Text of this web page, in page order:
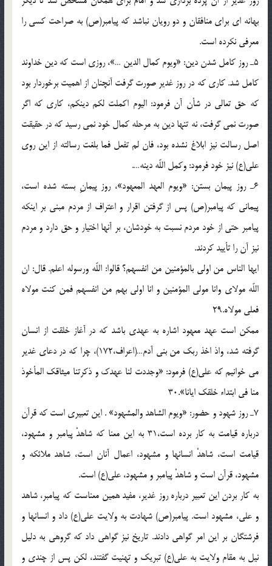
بهانه اى براى منافقان و دو رويان نباشد كه پيامبر(ص) به صراحت كسى را
معرفى نكرده است.
5ـ روز كامل شدن دين: «ويوم كمال الدين …»، روزى است كه دين خداوند
كامل شد. كارى كه در روز غدير صورت گرفت آنچنان از اهميت برخوردار بود
كه حق تعالى در شأن آن فرمود: اليوم اكملت لكم دينكم، كارى كه اگر
صورت نمى گرفت، نه تنها دين به مرحله كمال خود نمى رسيد كه در حقيقت
اصل رسالت نيز ابلاغ نشده بود، فان لم تفعل فما بلغت رسالته از اين روى
على(ع) نيز خود فرمود: وكمل اللّه دينه….
6ـ روز پيمان بستن: «ويوم العهد المعهود»، روز پيمانِ بسته شده است،
پيمانى كه پيامبر(ص) پس از گرفتن اقرار و اعتراف از مردم مبنى بر اينكه
پيامبر حتى از خود مردم نسبت به خودشان، بر آنها اختيار و حق دارد و مردم
نيز آن را تأييد كردند.
ايها الناس من اولى بالمؤمنين من انفسهم؟ قالوا: اللّه ورسوله اعلم. قال: ان
اللّه مولاى وانا مولى المؤمنين و انا اولى بهم من انفسهم فمن كنت مولاه
فعلى مولاه.29
ممكن است عهد معهود اشاره به عهدى باشد كه در آغاز خلقت از انسان
گرفته شد، واذ اخذ ربك من بنى آدم…(اعراف،172)، چرا كه در دعاى غدير
مى خوانيم كه على(ع) فرمود: «وجددت لنا عهدك و ذكرتنا ميثاقك المأخوذ
منا فى ابتداء خلقك ايانا».30
7ـ روز شهود و حضور: «ويوم الشاهد والمشهود» . اين تعبيرى است كه قرآن
درباره قيامت به كار برده است،31 به اين معنا كه شاهدْ پيامبر و مشهود،
قيامت است، شاهدْ انسانها و مشهود، اعمال آنان است، شاهد ملائكه و
مشهود، قرآن است و شاهدْ پيامبر و مشهود، على(ع) است.
به كار بردن اين تعبير درباره روز غدير، مفيد همين معناست كه پيامبر، شاهد
و على، مشهود است. پيامبر(ص) شهادت به ولايت على(ع) داد و انسانها و
فرشتگان بر اين امر گواهى دادند. تاريخ نيز گواهى داد كه گروهى به دليل
نيل به مقام ولايت به على(ع) تبريك و تهنيت گفتند، لكن پس از چندى و